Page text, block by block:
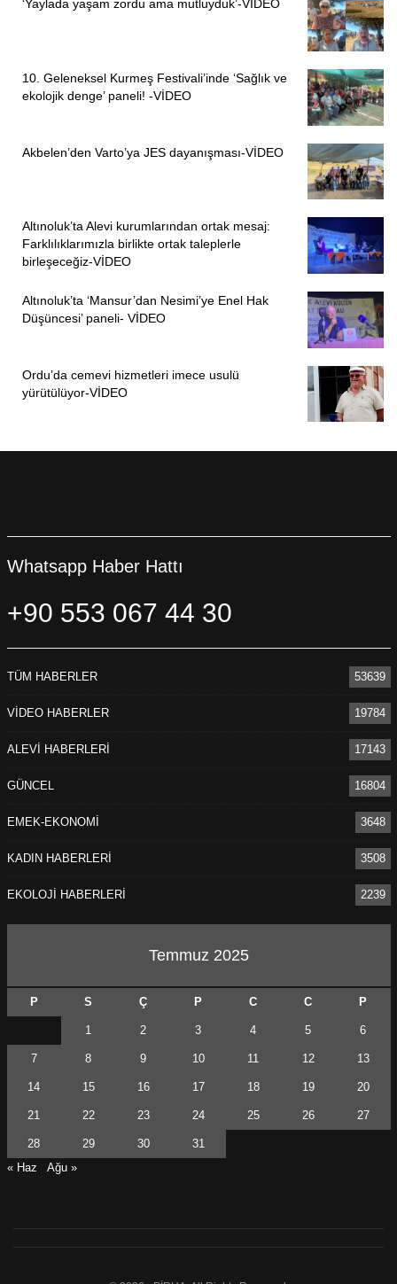
‘Yaylada yaşam zordu ama mutluyduk’-VİDEO
10. Geleneksel Kurmeş Festivali’inde ‘Sağlık ve
ekolojik denge’ paneli! -VİDEO
Akbelen’den Varto’ya JES dayanışması-VİDEO
Altınoluk’ta Alevi kurumlarından ortak mesaj:
Farklılıklarımızla birlikte ortak taleplerle
birleşeceğiz-VİDEO
Altınoluk’ta ‘Mansur’dan Nesimi’ye Enel Hak
Düşüncesi’ paneli- VİDEO
Ordu’da cemevi hizmetleri imece usulü
yürütülüyor-VİDEO
Whatsapp Haber Hattı
+90 553 067 44 30
TÜM HABERLER 53639
VİDEO HABERLER 19784
ALEVİ HABERLERİ 17143
GÜNCEL 16804
EMEK-EKONOMİ 3648
KADIN HABERLERİ 3508
EKOLOJİ HABERLERİ 2239
Temmuz 2025
P S Ç P C C P
1 2 3 4 5 6
7 8 9 10 11 12 13
14 15 16 17 18 19 20
21 22 23 24 25 26 27
28 29 30
31
« Haz
Ağu »